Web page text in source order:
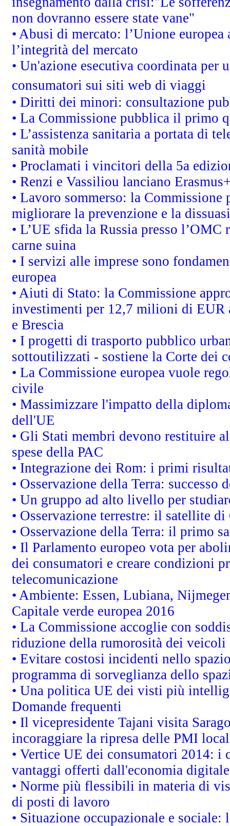
non dovranno essere state vane"
• Abusi di mercato: l’Unione
l’integrità del mercato
• Un'azione esecutiva coordinata
consumatori sui siti web di viaggi
• Diritti dei minori: consultazione
• La Commissione pubblica il primo
• L’assistenza sanitaria a portata di
sanità mobile
• Proclamati i vincitori della 5a
• Renzi e Vassiliou lanciano
• Lavoro sommerso: la
migliorare la prevenzione e la
• L’UE sfida la Russia presso
carne suina
• I servizi alle imprese sono
europea
• Aiuti di Stato: la Commissione
investimenti per 12,7 milioni di EUR
e Brescia
• I progetti di trasporto pubblico
sottoutilizzati - sostiene la Corte dei
• La Commissione europea vuole
civile
• Massimizzare l'impatto della
dell'UE
• Gli Stati membri devono restituire
spese della PAC
• Integrazione dei Rom: i primi
• Osservazione della Terra:
• Un gruppo ad alto livello per
• Osservazione terrestre: il satellite
• Osservazione della Terra: il primo
• Il Parlamento europeo vota per
dei consumatori e creare condizioni
telecomunicazione
• Ambiente: Essen, Lubiana,
Capitale verde europea 2016
• La Commissione accoglie con
riduzione della rumorosità dei veicoli
• Evitare costosi incidenti nello
programma di sorveglianza dello
• Una politica UE dei visti più
Domande frequenti
• Il vicepresidente Tajani visita
incoraggiare la ripresa delle PMI
• Vertice UE dei consumatori 2014:
vantaggi offerti dall'economia digitale
• Norme più flessibili in materia di
di posti di lavoro
• Situazione occupazionale e